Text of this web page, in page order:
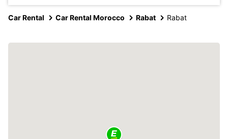
Car Rental Car Rental Morocco Rabat Rabat